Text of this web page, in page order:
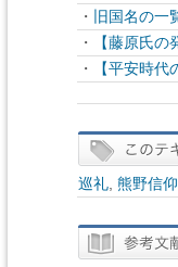
・
旧国名の一
・
【藤原氏
・
【平安時
巡礼 熊野信仰